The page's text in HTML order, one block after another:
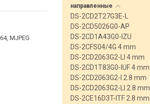
MJPEG
направленные
DS-2CD2T27G3E-L
DS-2CD5026G0-AP
DS-2CD1A43G0-IZU
DS-2CFS04/4G 4 mm
DS-2CD2063G2-LI 4 mm
DS-2CD1T83G0-IUF 4 mm
DS-2CD2063G2-I 2.8 mm
DS-2CD2063G2-LI 2.8 mm
DS-2CE16D3T-ITF 2.8 mm